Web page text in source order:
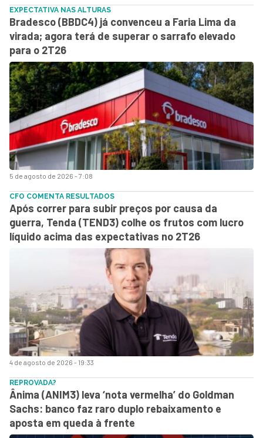
5 de agosto de 2026 - 7:08
EXPECTATIVA NAS ALTURAS
Bradesco (BBDC4) já convenceu a Faria Lima da
virada; agora terá de superar o sarrafo elevado
para o 2T26
4 de agosto de 2026 - 19:33
CFO COMENTA RESULTADOS
Após correr para subir preços por causa da
guerra, Tenda (TEND3) colhe os frutos com lucro
líquido acima das expectativas no 2T26
REPROVADA?
Ânima (ANIM3) leva ‘nota vermelha’ do Goldman
Sachs: banco faz raro duplo rebaixamento e
aposta em queda à frente